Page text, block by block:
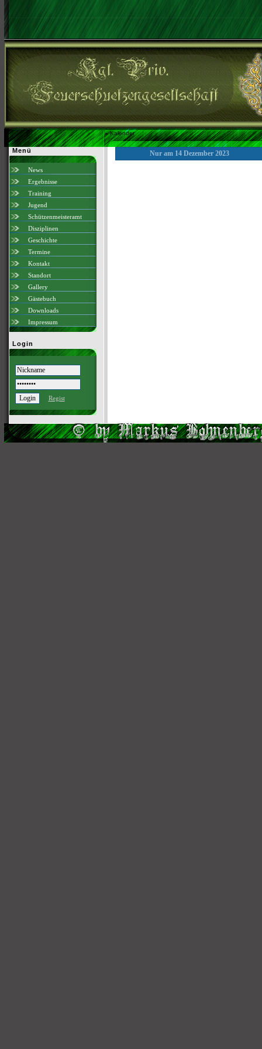
»Kalender
Menü
News
Ergebnisse
Training
Jugend
Schützenmeisteramt
Disziplinen
Geschichte
Termine
Kontakt
Standort
Gallery
Gästebuch
Downloads
Impressum
Login
Regist
Nur am 14 Dezember 2023